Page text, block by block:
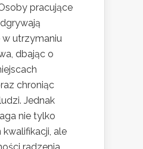
pracujące
utrzymaniu
dbając o
chroniąc
Jednak
nie tylko
ale